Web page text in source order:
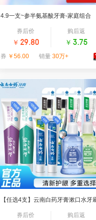
4.9一支~参半氨基酸牙膏-家庭组合
券后价
￥ 29.80
购后返
￥ 3.75
券 ￥56.00 销量 30万+
参半官方旗舰店
【任选4支】云南白药牙膏漱口水牙
券后价 购后返